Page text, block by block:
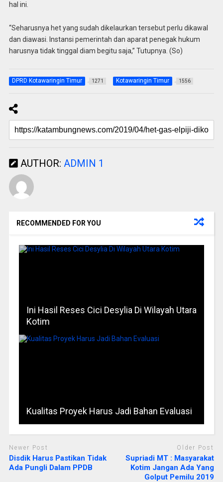
hal ini.
“Seharusnya het yang sudah dikelaurkan tersebut perlu dikawal
dan diawasi. Instansi pemerintah dan aparat penegak hukum
harusnya tidak tinggal diam begitu saja,” Tutupnya. (So)
DPRD Kotawaringin Timur 1271 Kotawaringin Timur 1556
AUTHOR: ADMIN 1
RECOMMENDED FOR YOU
Ini Hasil Reses Cici Desylia Di Wilayah Utara
Kotim
Kualitas Proyek Harus Jadi Bahan Evaluasi
Newer Post
Disdik Harus Pastikan Tidak
Ada Pungli Dalam PPDB
Older Post
Supriadi MT : Masyarakat
Kotim Jangan Ada Yang
Golput Pemilu 2019